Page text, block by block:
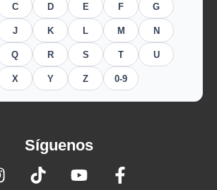
C D E F G
J K L M N
Q R S T U
X Y Z 0-9
Síguenos